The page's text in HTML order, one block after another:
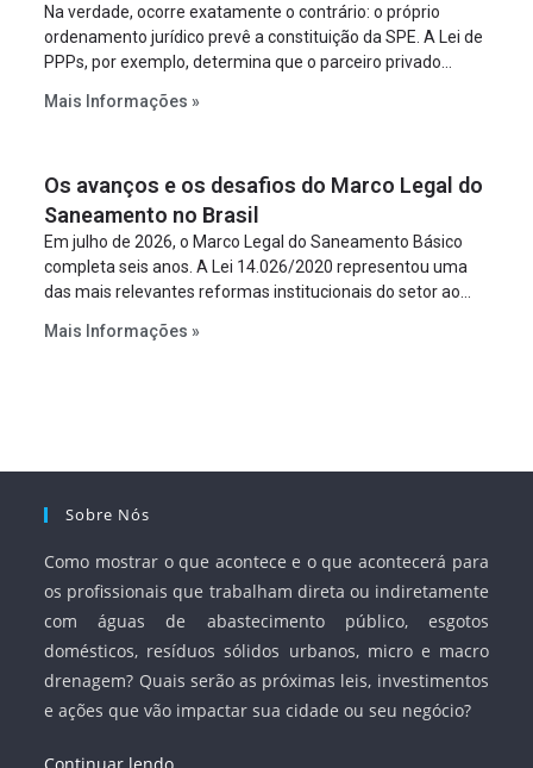
Na verdade, ocorre exatamente o contrário: o próprio
ordenamento jurídico prevê a constituição da SPE. A Lei de
PPPs, por exemplo, determina que o parceiro privado
empreendimento. Ou seja, a suposta “fraude à licitação” é
projeto a projeto.
Mais Informações »
Os avanços e os desafios do Marco Legal do
Saneamento no Brasil
Em julho de 2026, o Marco Legal do Saneamento Básico
completa seis anos. A Lei 14.026/2020 representou uma
das mais relevantes reformas institucionais do setor ao
serviços, ampliar a participação da iniciativa privada,
Mais Informações »
Sobre Nós
Como mostrar o que acontece e o que acontecerá para
os profissionais que trabalham direta ou indiretamente
com águas de abastecimento público, esgotos
domésticos, resíduos sólidos urbanos, micro e macro
drenagem? Quais serão as próximas leis, investimentos
e ações que vão impactar sua cidade ou seu negócio?